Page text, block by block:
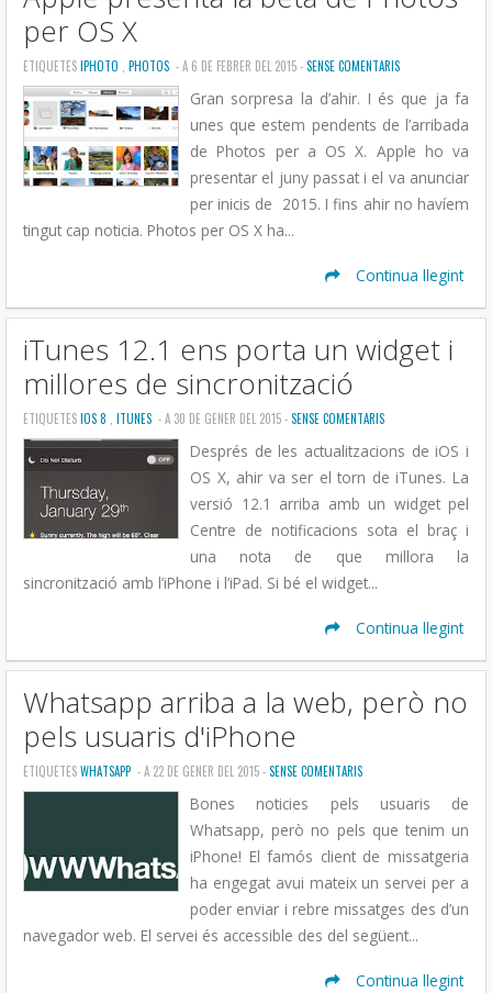
per OS X
ETIQUETESIPHOTO , PHOTOS - A 6 DE FEBRER DEL 2015 -SENSE COMENTARIS
Gran sorpresa la d’ahir. I és que ja fa
unes que estem pendents de l’arribada
de Photos per a OS X. Apple ho va
presentar el juny passat i el va anunciar
per inicis de 2015. I fins ahir no havíem
tingut cap noticia. Photos per OS X ha...
Continua llegint
iTunes 12.1 ens porta un widget i
millores de sincronització
ETIQUETESIOS 8 , ITUNES - A 30 DE GENER DEL 2015 -SENSE COMENTARIS
Després de les actualitzacions de iOS i
OS X, ahir va ser el torn de iTunes. La
versió 12.1 arriba amb un widget pel
Centre de notificacions sota el braç i
una nota de que millora la
sincronització amb l’iPhone i l’iPad. Si bé el widget...
Continua llegint
Whatsapp arriba a la web, però no
pels usuaris d'iPhone
ETIQUETESWHATSAPP - A 22 DE GENER DEL 2015 -SENSE COMENTARIS
Bones noticies pels usuaris de
Whatsapp, però no pels que tenim un
iPhone! El famós client de missatgeria
ha engegat avui mateix un servei per a
poder enviar i rebre missatges des d’un
navegador web. El servei és accessible des del següent...
Continua llegint